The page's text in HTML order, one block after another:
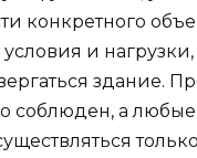
конкретного
условия и
здание.
соблюден, а